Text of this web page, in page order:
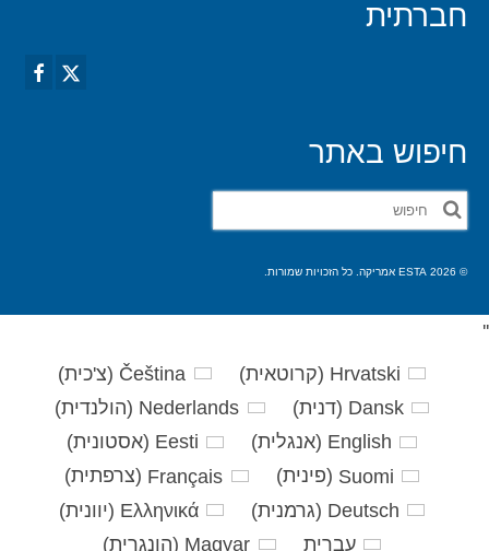
חברתית
חיפוש באתר
חפש
את:
© 2026 ESTA אמריקה. כל הזכויות שמורות.
'
'
Hrvatski
(קרוטאית)
Čeština
(צ'כית)
Dansk
(דנית)
Nederlands
(הולנדית)
English
(אנגלית)
Eesti
(אסטונית)
Suomi
(פינית)
Français
(צרפתית)
Deutsch
(גרמנית)
Ελληνικά
(יוונית)
עברית
Magyar
(הונגרית)